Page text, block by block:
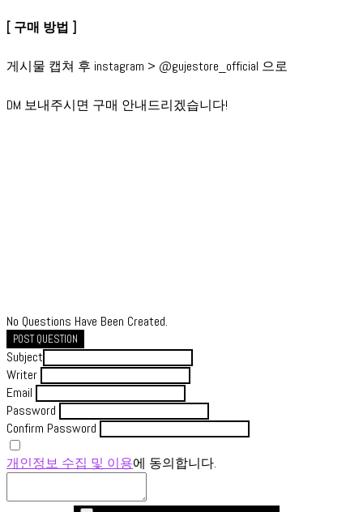
[ 구매 방법 ]
게시물 캡쳐 후 instagram > @gujestore_official 으로
DM 보내주시면 구매 안내드리겠습니다!
No Questions Have Been Created.
POST QUESTION
Subject
Writer
Email
Password
Confirm Password
개인정보 수집 및 이용에 동의합니다.